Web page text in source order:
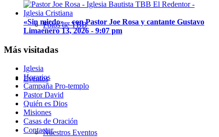
Fotos de TBB
Eventos
Nuestros Eventos
«Sin miedo» – con Pastor Joe Rosa y cantante Gustavo
Limaenero 13, 2026 - 9:07 pm
Más visitadas
Iglesia
Horarios
Campaña Pro-templo
Pastor David
Quién es Dios
Misiones
Casas de Oración
Contactar